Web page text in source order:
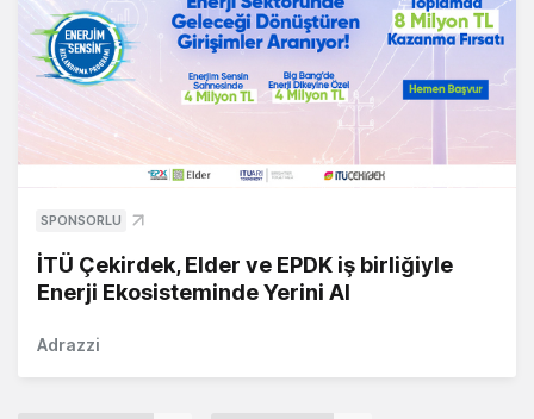
SPONSORLU
İTÜ Çekirdek, Elder ve EPDK iş birliğiyle
Enerji Ekosisteminde Yerini Al
Adrazzi